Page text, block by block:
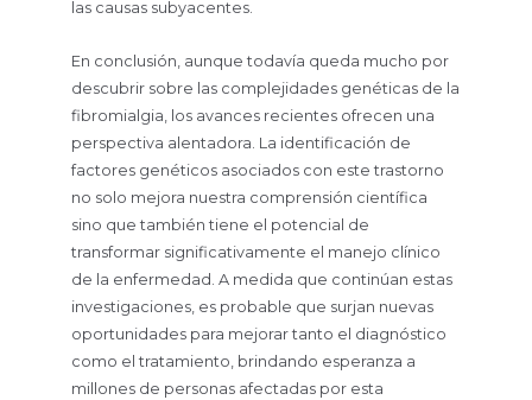
las causas subyacentes.
En conclusión, aunque todavía queda mucho por
descubrir sobre las complejidades genéticas de la
fibromialgia, los avances recientes ofrecen una
perspectiva alentadora. La identificación de
factores genéticos asociados con este trastorno
no solo mejora nuestra comprensión científica
sino que también tiene el potencial de
transformar significativamente el manejo clínico
de la enfermedad. A medida que continúan estas
investigaciones, es probable que surjan nuevas
oportunidades para mejorar tanto el diagnóstico
como el tratamiento, brindando esperanza a
millones de personas afectadas por esta